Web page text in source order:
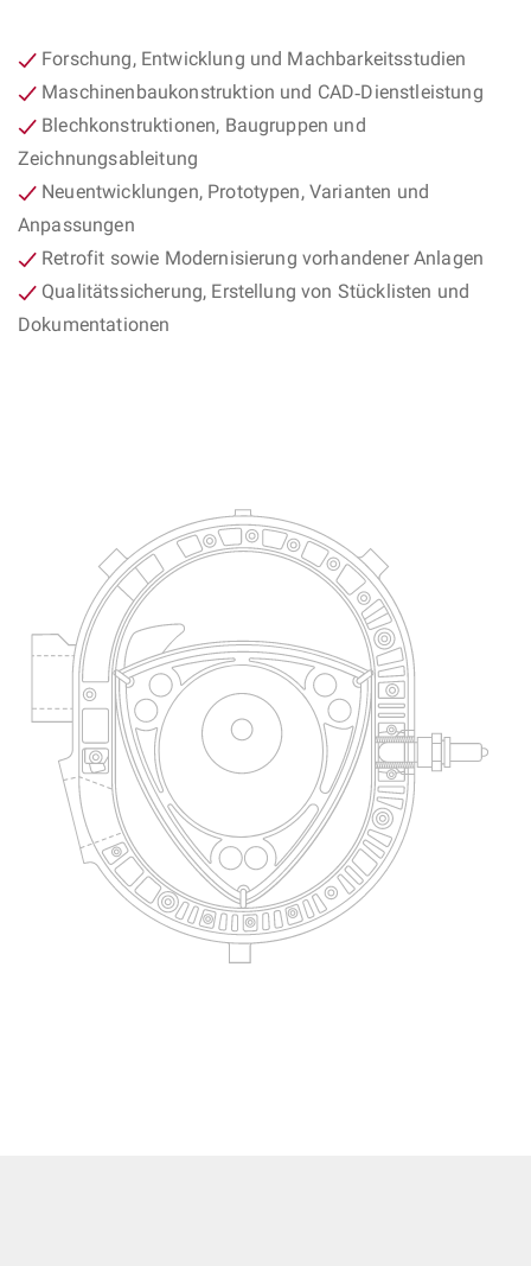
Forschung, Entwicklung und Machbarkeitsstudien
Maschinenbaukonstruktion und CAD‑Dienstleistung
Blechkonstruktionen, Baugruppen und
Zeichnungsableitung
Neuentwicklungen, Prototypen, Varianten und
Anpassungen
Retrofit sowie Modernisierung vorhandener Anlagen
Qualitätssicherung, Erstellung von Stücklisten und
Dokumentationen